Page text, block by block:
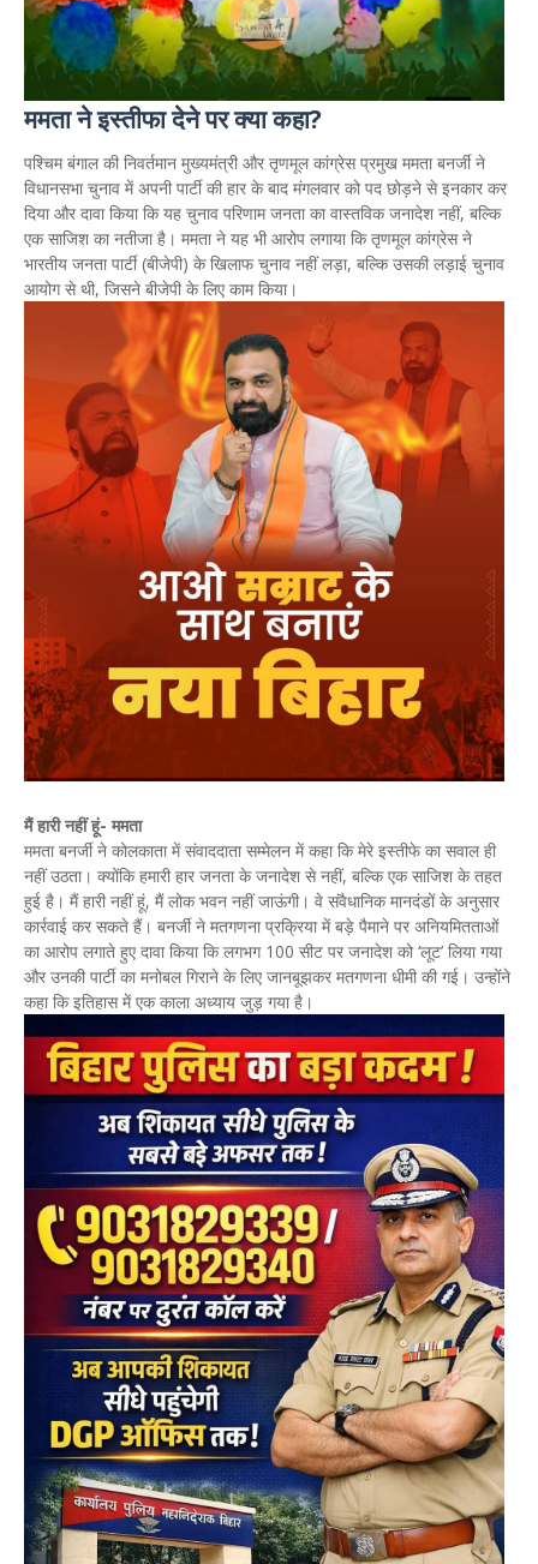
ममता ने इस्तीफा देने पर क्या कहा?
पश्चिम बंगाल की निवर्तमान मुख्यमंत्री और तृणमूल कांग्रेस प्रमुख ममता बनर्जी ने
विधानसभा चुनाव में अपनी पार्टी की हार के बाद मंगलवार को पद छोड़ने से इनकार कर
दिया और दावा किया कि यह चुनाव परिणाम जनता का वास्तविक जनादेश नहीं, बल्कि
एक साजिश का नतीजा है। ममता ने यह भी आरोप लगाया कि तृणमूल कांग्रेस ने
भारतीय जनता पार्टी (बीजेपी) के खिलाफ चुनाव नहीं लड़ा, बल्कि उसकी लड़ाई चुनाव
आयोग से थी, जिसने बीजेपी के लिए काम किया।
मैं हारी नहीं हूं- ममता
ममता बनर्जी ने कोलकाता में संवाददाता सम्मेलन में कहा कि मेरे इस्तीफे का सवाल ही
नहीं उठता। क्योंकि हमारी हार जनता के जनादेश से नहीं, बल्कि एक साजिश के तहत
हुई है। मैं हारी नहीं हूं, मैं लोक भवन नहीं जाऊंगी। वे संवैधानिक मानदंडों के अनुसार
कार्रवाई कर सकते हैं। बनर्जी ने मतगणना प्रक्रिया में बड़े पैमाने पर अनियमितताओं
का आरोप लगाते हुए दावा किया कि लगभग 100 सीट पर जनादेश को ‘लूट’ लिया गया
और उनकी पार्टी का मनोबल गिराने के लिए जानबूझकर मतगणना धीमी की गई। उन्होंने
कहा कि इतिहास में एक काला अध्याय जुड़ गया है।